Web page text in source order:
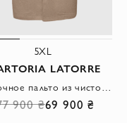
5XL
LATORRE
900 ₴69 900 ₴